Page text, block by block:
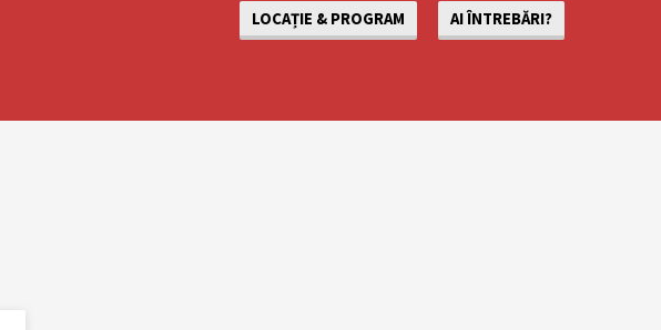
LOCAȚIE & PROGRAM AI ÎNTREBĂRI?